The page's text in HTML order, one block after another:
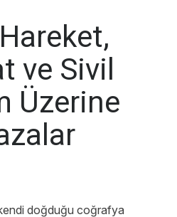
ve Sivil
Üzerine
doğduğu coğrafya